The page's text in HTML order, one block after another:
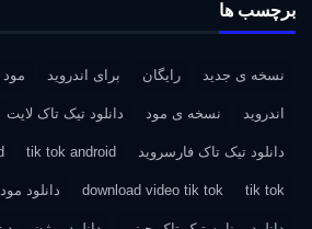
برچسب ها
نسخه ی جدید رایگان برای اندروید
اندروید نسخه ی مود دانلود تیک تاک لایت
دانلود تیک تاک فارسروید tik tok android
tik tok
download video tik tok دانلود